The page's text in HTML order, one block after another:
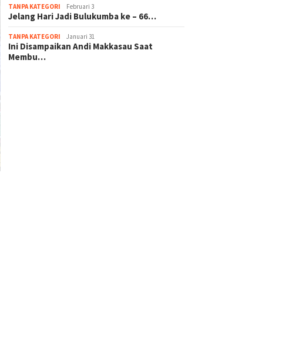
TANPA KATEGORI Februari 3
Jelang Hari Jadi Bulukumba ke – 66…
TANPA KATEGORI Januari 31
Ini Disampaikan Andi Makkasau Saat
Membu…